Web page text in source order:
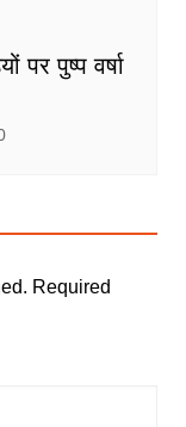
पर पुष्प वर्षा
Required